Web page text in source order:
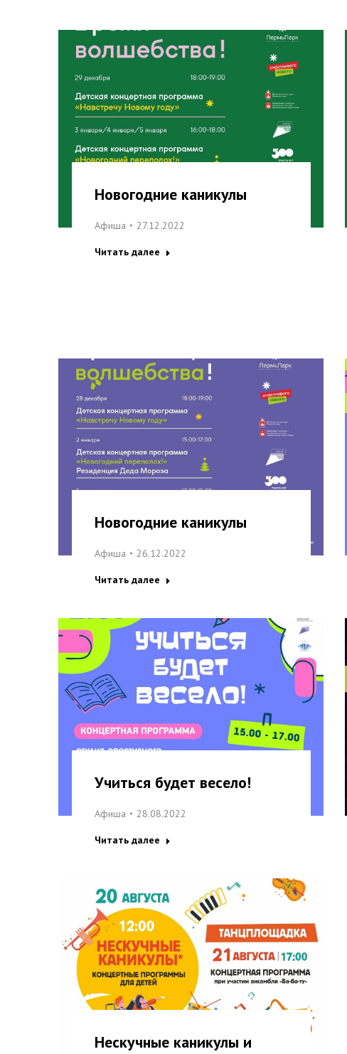
Новогодние каникулы
Афиша 27.12.2022
Читать далее
Новогодние каникулы
Афиша 26.12.2022
Читать далее
Учиться будет весело!
Афиша 28.08.2022
Читать далее
Нескучные каникулы и